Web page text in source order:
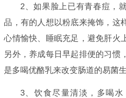
2、如果脸上已有青春痘，
品，有的人想以粉底来掩饰，这
心情愉快、睡眠充足，避免肝火
另外，养成每日早起排便的习惯
是多喝优酪乳来改变肠道的易菌生
3、饮食尽量清淡，多喝